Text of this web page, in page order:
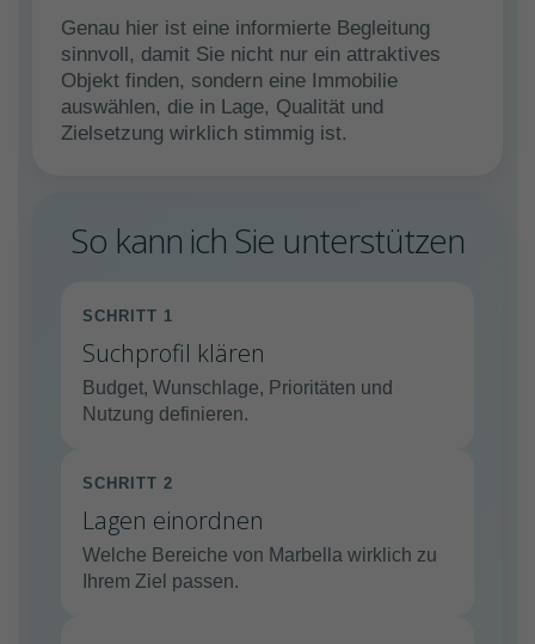
Genau hier ist eine informierte Begleitung
sinnvoll, damit Sie nicht nur ein attraktives
Objekt finden, sondern eine Immobilie
auswählen, die in Lage, Qualität und
Zielsetzung wirklich stimmig ist.
So kann ich Sie unterstützen
SCHRITT 1
Suchprofil klären
Budget, Wunschlage, Prioritäten und
Nutzung definieren.
SCHRITT 2
Lagen einordnen
Welche Bereiche von Marbella wirklich zu
Ihrem Ziel passen.